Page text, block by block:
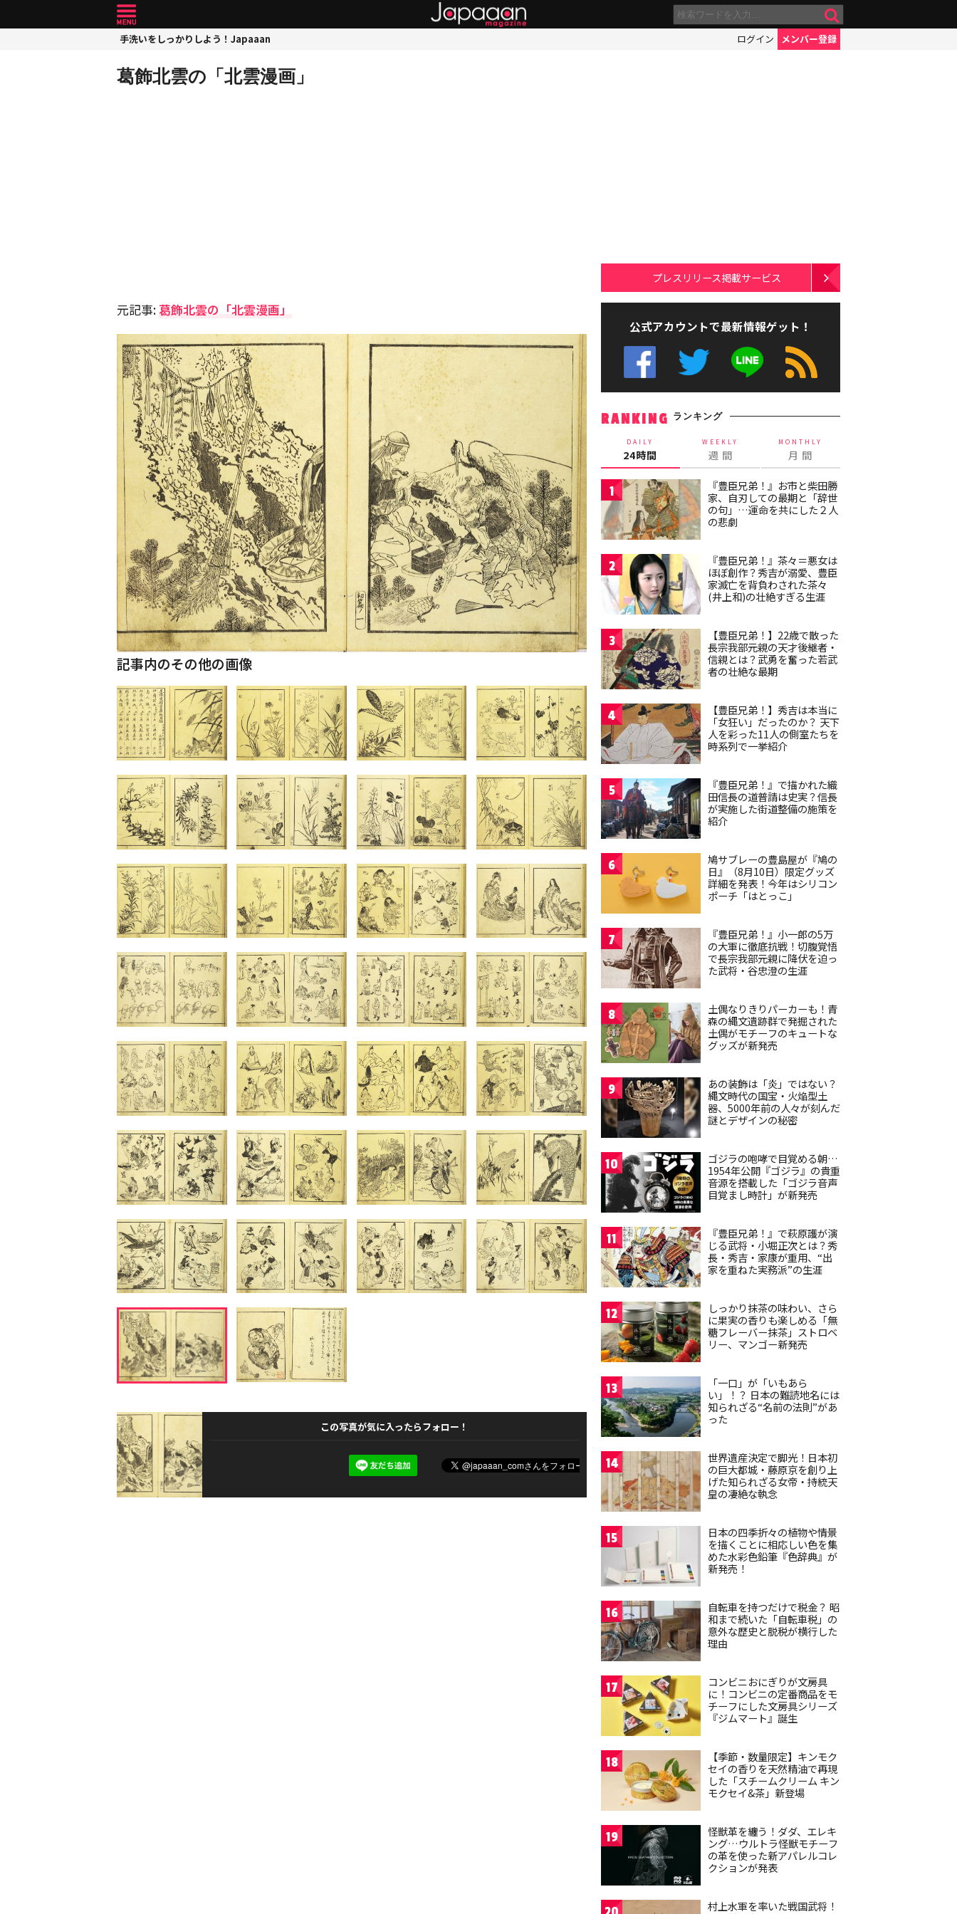
手洗いをしっかりしよう！Japaaan ログイン メンバー登録
葛飾北雲の「北雲漫画」
元記事:葛飾北雲の「北雲漫画」
記事内のその他の画像
この写真が気に入ったらフォロー！
プレスリリース掲載サービス
公式アカウントで最新情報ゲット！
RANKING ランキング
DAILY
24時間
WEEKLY
週 間
MONTHLY
月 間
1
『豊臣兄弟！』お市と柴田勝
家、自刃しての最期と「辞世
の句」…運命を共にした２人
の悲劇
2
『豊臣兄弟！』茶々＝悪女は
ほぼ創作？秀吉が溺愛、豊臣
家滅亡を背負わされた茶々
(井上和)の壮絶すぎる生涯
3
【豊臣兄弟！】22歳で散った
長宗我部元親の天才後継者・
信親とは？武勇を奮った若武
者の壮絶な最期
4
【豊臣兄弟！】秀吉は本当に
「女狂い」だったのか？ 天下
人を彩った11人の側室たちを
時系列で一挙紹介
5
『豊臣兄弟！』で描かれた織
田信長の道普請は史実？信長
が実施した街道整備の施策を
紹介
6
鳩サブレーの豊島屋が『鳩の
日』（8月10日）限定グッズ
詳細を発表！今年はシリコン
ポーチ「はとっこ」
7
『豊臣兄弟！』小一郎の5万
の大軍に徹底抗戦！切腹覚悟
で長宗我部元親に降伏を迫っ
た武将・谷忠澄の生涯
8
土偶なりきりパーカーも！青
森の縄文遺跡群で発掘された
土偶がモチーフのキュートな
グッズが新発売
9
あの装飾は「炎」ではない？
縄文時代の国宝・火焔型土
器、5000年前の人々が刻んだ
謎とデザインの秘密
10
ゴジラの咆哮で目覚める朝…
1954年公開『ゴジラ』の貴重
音源を搭載した「ゴジラ音声
目覚まし時計」が新発売
11
『豊臣兄弟！』で萩原護が演
じる武将・小堀正次とは？秀
長・秀吉・家康が重用、“出
家を重ねた実務派”の生涯
12
しっかり抹茶の味わい、さら
に果実の香りも楽しめる「無
糖フレーバー抹茶」ストロベ
リー、マンゴー新発売
13
「一口」が「いもあら
い」！？ 日本の難読地名には
知られざる“名前の法則”があ
った
14
世界遺産決定で脚光！日本初
の巨大都城・藤原京を創り上
げた知られざる女帝・持統天
皇の凄絶な執念
15
日本の四季折々の植物や情景
を描くことに相応しい色を集
めた水彩色鉛筆『色辞典』が
新発売！
16
自転車を持つだけで税金？ 昭
和まで続いた「自転車税」の
意外な歴史と脱税が横行した
理由
17
コンビニおにぎりが文房具
に！コンビニの定番商品をモ
チーフにした文房具シリーズ
『ジムマート』誕生
18
【季節・数量限定】キンモク
セイの香りを天然精油で再現
した「スチームクリーム キン
モクセイ&茶」新登場
19
怪獣革を纏う！ダダ、エレキ
ング…ウルトラ怪獣モチーフ
の革を使った新アパレルコレ
クションが発表
村上水軍を率いた戦国武将！